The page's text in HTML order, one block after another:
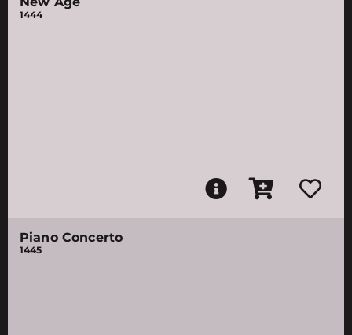
1444
Piano Concerto
1445